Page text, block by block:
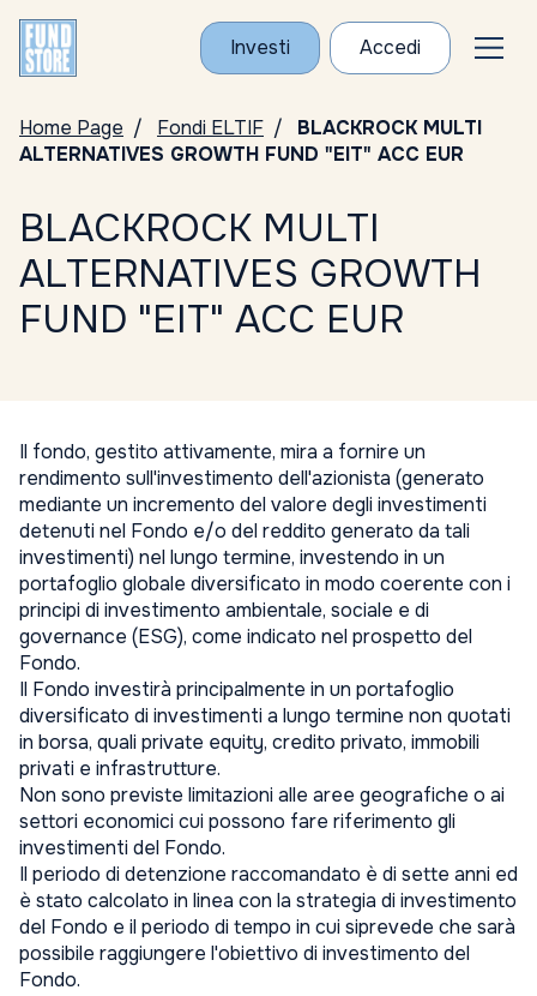
Investi Accedi
Home Page Fondi ELTIF
BLACKROCK MULTI
ALTERNATIVES GROWTH FUND "EIT" ACC EUR
BLACKROCK MULTI
ALTERNATIVES GROWTH
FUND "EIT" ACC EUR
Il fondo, gestito attivamente, mira a fornire un
rendimento sull'investimento dell'azionista (generato
mediante un incremento del valore degli investimenti
detenuti nel Fondo e/o del reddito generato da tali
investimenti) nel lungo termine, investendo in un
portafoglio globale diversificato in modo coerente con i
principi di investimento ambientale, sociale e di
governance (ESG), come indicato nel prospetto del
Fondo.
Il Fondo investirà principalmente in un portafoglio
diversificato di investimenti a lungo termine non quotati
in borsa, quali private equity, credito privato, immobili
privati e infrastrutture.
Non sono previste limitazioni alle aree geografiche o ai
settori economici cui possono fare riferimento gli
investimenti del Fondo.
Il periodo di detenzione raccomandato è di sette anni ed
è stato calcolato in linea con la strategia di investimento
del Fondo e il periodo di tempo in cui siprevede che sarà
possibile raggiungere l'obiettivo di investimento del
Fondo.